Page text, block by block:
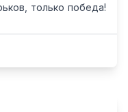
только победа!